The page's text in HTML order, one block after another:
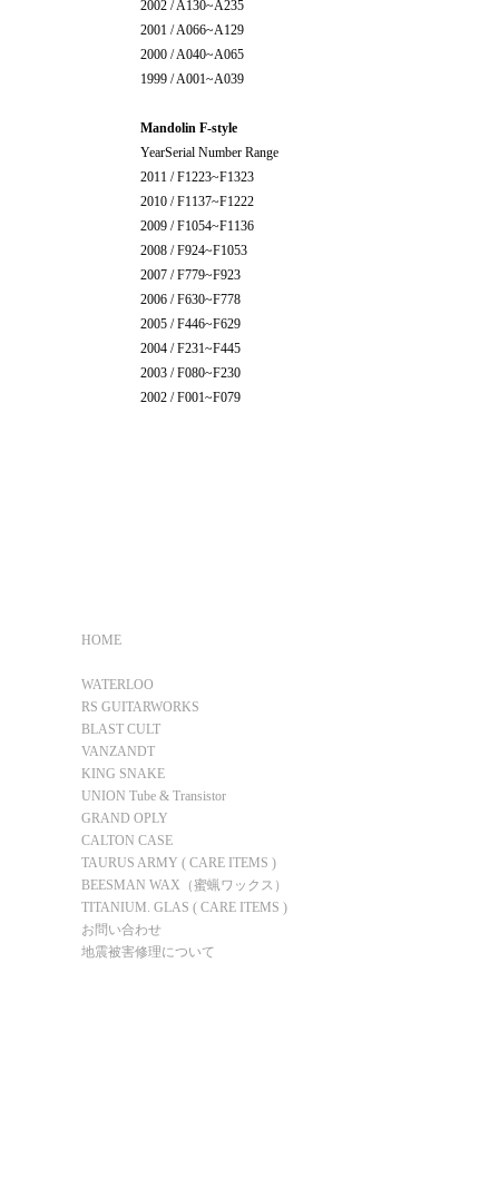
2002 / A130~A235
2001 / A066~A129
2000 / A040~A065
1999 / A001~A039
Mandolin F-style
YearSerial Number Range
2011 / F1223~F1323
2010 / F1137~F1222
2009 / F1054~F1136
2008 / F924~F1053
2007 / F779~F923
2006 / F630~F778
2005 / F446~F629
2004 / F231~F445
2003 / F080~F230
2002 / F001~F079
HOME
WATERLOO
RS GUITARWORKS
BLAST CULT
VANZANDT
KING SNAKE
UNION Tube & Transistor
GRAND OPLY
CALTON CASE
TAURUS ARMY ( CARE ITEMS )
BEESMAN WAX（蜜蝋ワックス）
TITANIUM. GLAS ( CARE ITEMS )
お問い合わせ
地震被害修理について